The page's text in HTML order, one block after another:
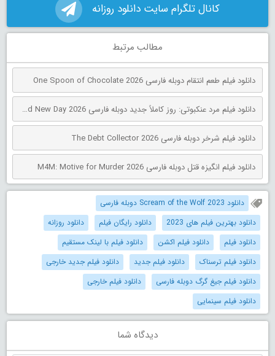
کانال تلگرام سایت دانلود روزانه
مطالب مرتبط
دانلود فیلم طعم انتقام دوبله فارسی One Spoon of Chocolate 2026
دانلود فیلم مرد عنکبوتی: روز کاملاً جدید دوبله فارسی Spider-Man: Brand New Day 2026
دانلود فیلم شرخر دوبله فارسی The Debt Collector 2026
دانلود فیلم انگیزه قتل دوبله فارسی M4M: Motive for Murder 2026
دانلود Scream of the Wolf 2023 دوبله فارسی
دانلود بهترین فیلم های 2023
دانلود رایگان فیلم
دانلود روزانه
دانلود فیلم
دانلود فیلم اکشن
دانلود فیلم با لینک مستقیم
دانلود فیلم ترسناک
دانلود فیلم جدید
دانلود فیلم جدید خارجی
دانلود فیلم جیغ گرگ دوبله فارسی
دانلود فیلم خارجی
دانلود فیلم سینمایی
دیدگاه شما